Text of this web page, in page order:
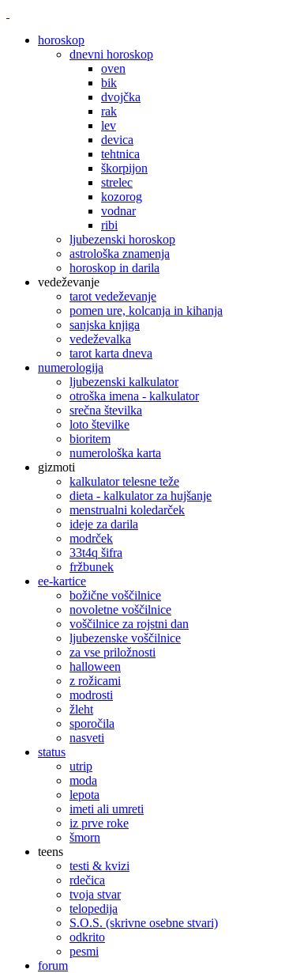
horoskop
dnevni horoskop
oven
bik
dvojčka
rak
lev
devica
tehtnica
škorpijon
strelec
kozorog
vodnar
ribi
ljubezenski horoskop
astrološka znamenja
horoskop in darila
vedeževanje
tarot vedeževanje
pomen ure, kolcanja in kihanja
sanjska knjiga
vedeževalka
tarot karta dneva
numerologija
ljubezenski kalkulator
otroška imena - kalkulator
srečna številka
loto številke
bioritem
numerološka karta
gizmoti
kalkulator telesne teže
dieta - kalkulator za hujšanje
menstrualni koledarček
ideje za darila
modrček
33t4q šifra
fržbunek
ee-kartice
božične voščilnice
novoletne voščilnice
voščilnice za rojstni dan
ljubezenske voščilnice
za vse priložnosti
halloween
z rožicami
modrosti
žleht
sporočila
nasveti
status
utrip
moda
lepota
imeti ali umreti
iz prve roke
šmorn
teens
testi & kvizi
rdečica
tvoja stvar
telopedija
S.O.S. (skrivne osebne stvari)
odkrito
pesmi
forum